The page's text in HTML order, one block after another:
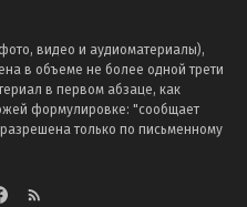
видео и аудиоматериалы),
в объеме не более одной трети
в первом абзаце, как
формулировке: "сообщает
только по письменному